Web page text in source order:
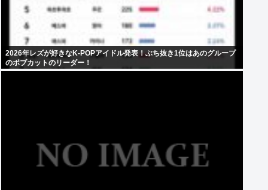
2026年レズが好きなK-POPアイドル発表！ぶち抜き1位はあのグループ
のボブカットのリーダー！